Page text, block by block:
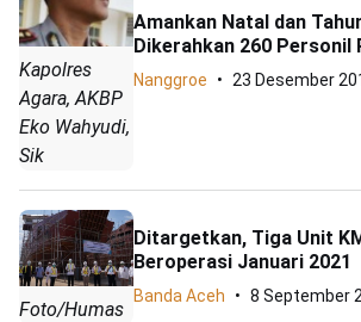
Kapolres
Agara, AKBP
Eko Wahyudi,
Sik
Amankan Natal dan
Dikerahkan 260 Personil
Nanggroe 23 Desember
Foto/Humas
Ditargetkan, Tiga Unit
Beroperasi Januari 2021
Banda Aceh 8 September